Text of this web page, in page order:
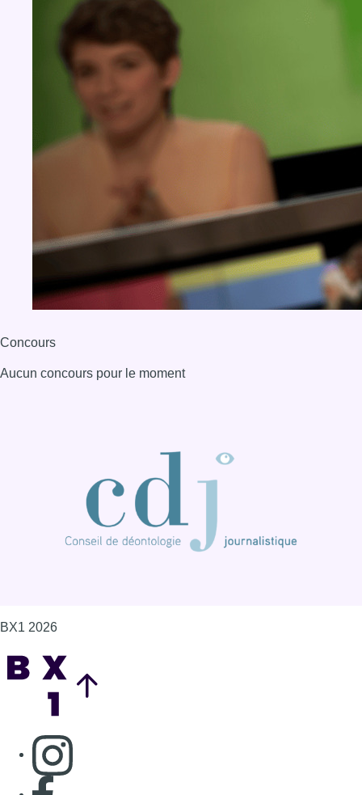
Concours
Aucun concours pour le moment
BX1 2026
Consulter page Instagram
Consulter page Facebook